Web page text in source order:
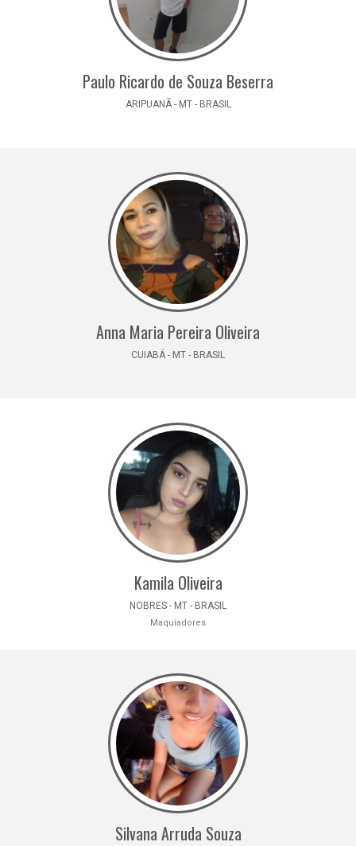
Paulo Ricardo de Souza Beserra
ARIPUANÃ - MT - BRASIL
Anna Maria Pereira Oliveira
CUIABÁ - MT - BRASIL
Kamila Oliveira
NOBRES - MT - BRASIL
Maquiadores
Silvana Arruda Souza